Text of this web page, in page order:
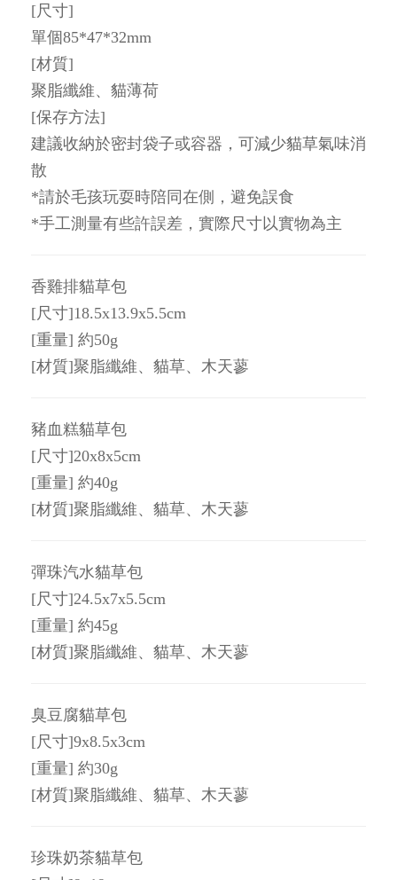
[尺寸]
單個85*47*32mm
[材質]
聚脂纖維、貓薄荷
[保存方法]
建議收納於密封袋子或容器，可減少貓草氣味消
散
*請於毛孩玩耍時陪同在側，避免誤食
*手工測量有些許誤差，實際尺寸以實物為主
香雞排貓草包
[尺寸]18.5x13.9x5.5cm
[重量] 約50g
[材質]聚脂纖維、貓草、木天蓼
豬血糕貓草包
[尺寸]20x8x5cm
[重量] 約40g
[材質]聚脂纖維、貓草、木天蓼
彈珠汽水貓草包
[尺寸]24.5x7x5.5cm
[重量] 約45g
[材質]聚脂纖維、貓草、木天蓼
臭豆腐貓草包
[尺寸]9x8.5x3cm
[重量] 約30g
[材質]聚脂纖維、貓草、木天蓼
珍珠奶茶貓草包